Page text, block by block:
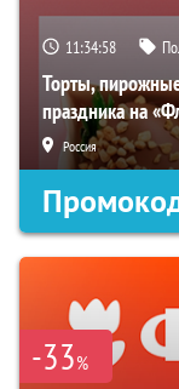
11:34:57
Торты,
праздника на
Россия
-33%